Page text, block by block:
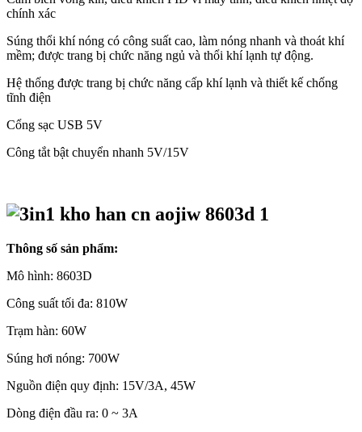
chính xác
Súng thổi khí nóng có công suất cao, làm nóng nhanh và thoát khí
mềm; được trang bị chức năng ngủ và thổi khí lạnh tự động.
Hệ thống được trang bị chức năng cấp khí lạnh và thiết kế chống
tĩnh điện
Cổng sạc USB 5V
Công tắt bật chuyển nhanh 5V/15V
Thông số sản phẩm:
Mô hình: 8603D
Công suất tối đa: 810W
Trạm hàn: 60W
Súng hơi nóng: 700W
Nguồn điện quy định: 15V/3A, 45W
Dòng điện đầu ra: 0 ~ 3A